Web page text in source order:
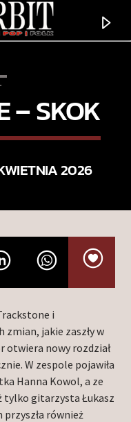
– SKOK
2026
i
zmian, jakie zaszły w
otwiera nowy rozdział
W zespole pojawiła
Hanna Kowol, a ze
tylko gitarzysta Łukasz
przyszła również